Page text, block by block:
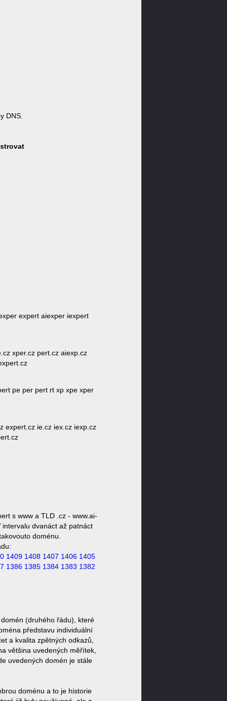
DNS.
expert aiexper iexpert
xper.cz pert.cz aiexp.cz
pe per pert rt xp xpe xper
expert.cz ie.cz iex.cz iexp.cz
s www a TLD .cz - www.ai-
dvanáct až patnáct
doménu.
1409 1408 1407 1406 1405
1386 1385 1384 1383 1382
(druhého řádu), které
představu individuální
a kvalita zpětných odkazů,
většina uvedených měřítek,
uvedených domén je stále
doménu a to je historie